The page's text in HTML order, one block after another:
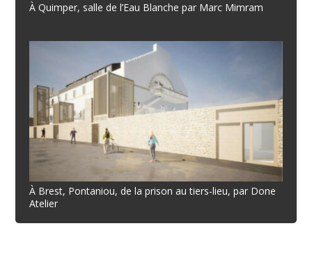
À Quimper, salle de l’Eau Blanche par Marc Mimram
À Brest, Pontaniou, de la prison au tiers-lieu, par Done
Atelier